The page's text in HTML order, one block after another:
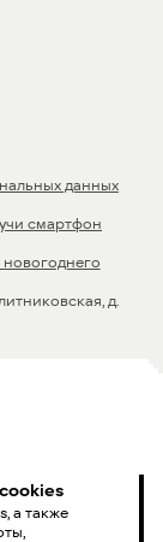
данных
смартфон
д.
а также